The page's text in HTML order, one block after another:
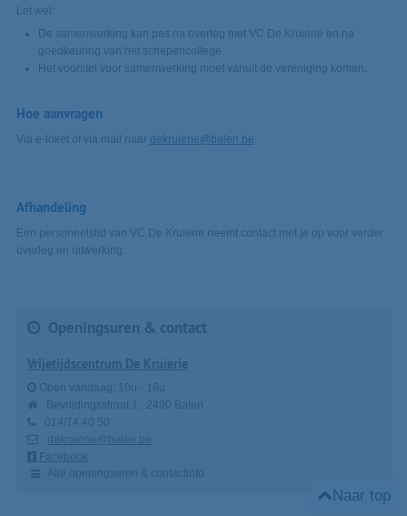
Let wel:
De samenwerking kan pas na overleg met VC De Kruierie en na
goedkeuring van het schepencollege.
Het voorstel voor samenwerking moet vanuit de vereniging komen.
Hoe aanvragen
Via e-loket of via mail naar dekruierie@balen.be.
Afhandeling
Een personeelslid van VC De Kruierie neemt contact met je op voor verder
overleg en uitwerking.
Openingsuren & contact
Vrijetijdscentrum De Kruierie
Open vandaag: 10u - 16u
Bevrijdingsstraat 1
2490 Balen
014/74 40 50
dekruierie@balen.be
Facebook
Alle openingsuren & contactinfo
Naar top